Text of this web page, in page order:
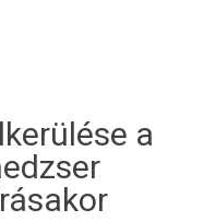
a